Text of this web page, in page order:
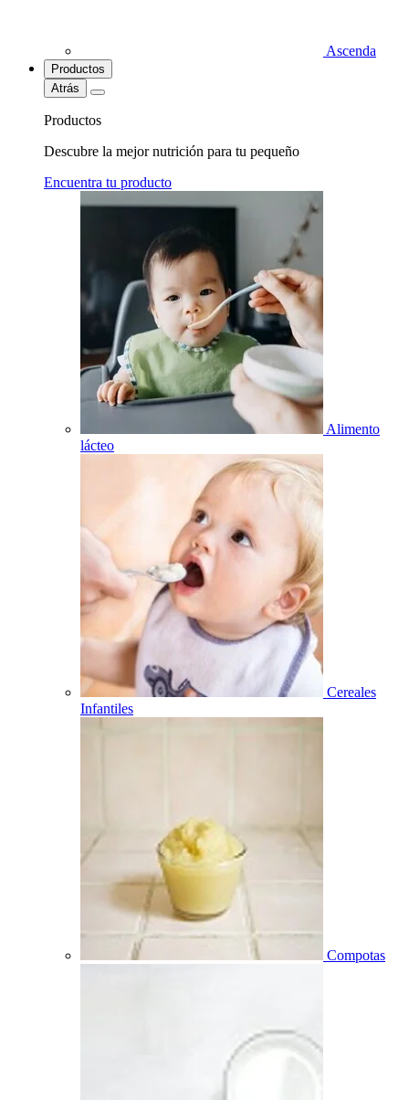
Ascenda
Productos
Atrás
Productos
Descubre la mejor nutrición para tu pequeño
Encuentra tu producto
Alimento
lácteo
Cereales
Infantiles
Compotas